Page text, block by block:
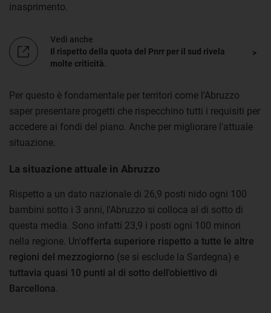
inasprimento.
Vedi anche
Il rispetto della quota del Pnrr per il sud rivela
molte criticità
Per questo è fondamentale per territori come l'Abruzzo
saper presentare progetti che rispecchino tutti i requisiti per
accedere ai fondi del piano. Anche per migliorare l'attuale
situazione.
La situazione attuale in Abruzzo
Rispetto a un dato nazionale di 26,9 posti nido ogni 100
bambini sotto i 3 anni, l'Abruzzo si colloca al di sotto di
questa media. Sono infatti 23,9 i posti ogni 100 minori
nella regione. Un'offerta superiore rispetto a tutte le altre
regioni del mezzogiorno (se si esclude la Sardegna) e
tuttavia quasi 10 punti al di sotto dell'obiettivo di
Barcellona